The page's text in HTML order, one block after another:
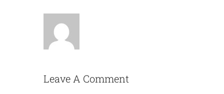
Leave A Comment